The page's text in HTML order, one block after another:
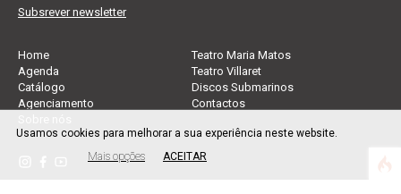
Subsrever newsletter
Home
Agenda
Catálogo
Agenciamento
Teatro Maria Matos
Teatro Villaret
Discos Submarinos
Contactos
Usamos cookies para melhorar a sua experiência neste website.
Mais opções
ACEITAR